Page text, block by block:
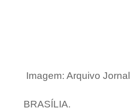
Imagem: Arquivo
BRASÍLIA.